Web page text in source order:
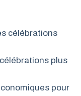
célébrations
plus
pour